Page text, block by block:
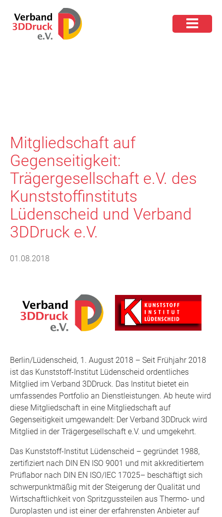
Mitgliedschaft auf
Gegenseitigkeit:
Trägergesellschaft e.V. des
Kunststoffinstituts
Lüdenscheid und Verband
3DDruck e.V.
01.08.2018
Berlin/Lüdenscheid, 1. August 2018 – Seit Frühjahr 2018
ist das Kunststoff-Institut Lüdenscheid ordentliches
Mitglied im Verband 3DDruck. Das Institut bietet ein
umfassendes Portfolio an Dienstleistungen. Ab heute wird
diese Mitgliedschaft in eine Mitgliedschaft auf
Gegenseitigkeit umgewandelt: Der Verband 3DDruck wird
Mitglied in der Trägergesellschaft e.V. und umgekehrt.
Das Kunststoff-Institut Lüdenscheid – gegründet 1988,
zertifiziert nach DIN EN ISO 9001 und mit akkreditiertem
Prüflabor nach DIN EN ISO/IEC 17025– beschäftigt sich
schwerpunktmäßig mit der Steigerung der Qualität und
Wirtschaftlichkeit von Spritzgussteilen aus Thermo- und
Duroplasten und ist einer der erfahrensten Anbieter auf